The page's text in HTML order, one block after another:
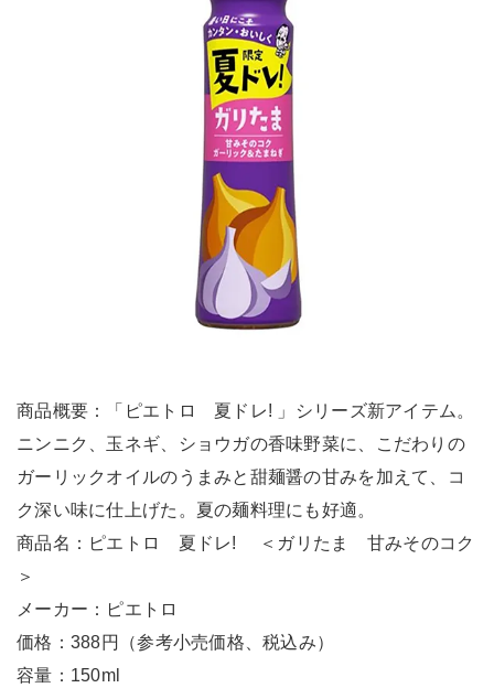
商品概要：「ピエトロ 夏ドレ! 」シリーズ新アイテム。
ニンニク、玉ネギ、ショウガの香味野菜に、こだわりの
ガーリックオイルのうまみと甜麺醤の甘みを加えて、コ
ク深い味に仕上げた。夏の麺料理にも好適。
商品名：ピエトロ 夏ドレ! ＜ガリたま 甘みそのコク
＞
メーカー：ピエトロ
価格：388円（参考小売価格、税込み）
容量：150ml